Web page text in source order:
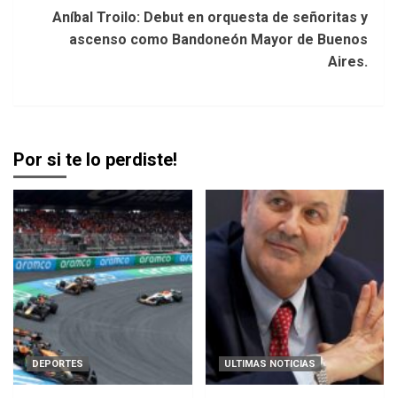
Aníbal Troilo: Debut en orquesta de señoritas y
ascenso como Bandoneón Mayor de Buenos
Aires.
Por si te lo perdiste!
DEPORTES ULTIMAS NOTICIAS